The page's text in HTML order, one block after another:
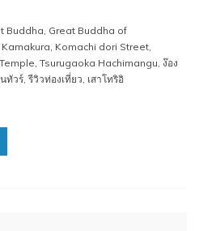
Buddha Great Buddha of
Kamakura Komachi dori Street
Temple Tsurugaoka Hachimangu ง๊อง
ทัวร์ ,รีวิวท่องเที่ยว เสาโทริอิ